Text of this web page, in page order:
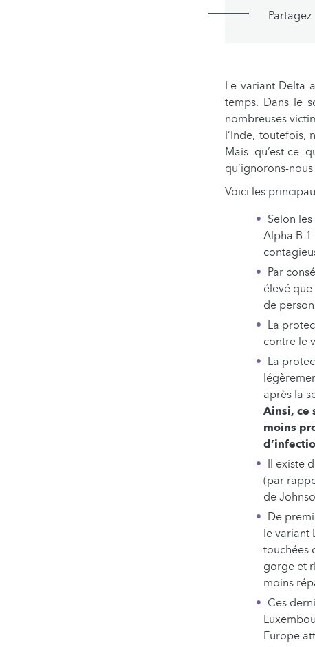
Partagez
Le variant Delta
temps. Dans le
nombreuses
l’Inde, toutefois,
Mais qu’est-ce
qu’ignorons-
Voici les
Selon
Alpha
Par
élevé
de
La
contre le
La
après la
Ainsi, ce
moins
Il existe
(par
de
De
le variant
touchées
gorge et
moins
Ces
Europe